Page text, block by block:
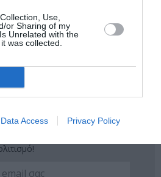
Use,
or Sharing of my
Unrelated with the
was collected.
Data Access Privacy Policy
2022–2023